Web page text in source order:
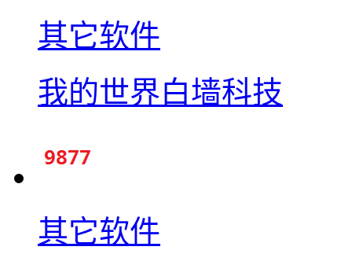
其它软件
我的世界白墙科技
其它软件